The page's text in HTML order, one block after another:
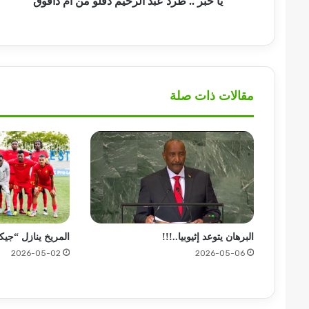
مقالات ذات صلة
البرهان يتوعد إثيوبيا..!!!
2026-05-06
المريخ ينازل
2026-05-02